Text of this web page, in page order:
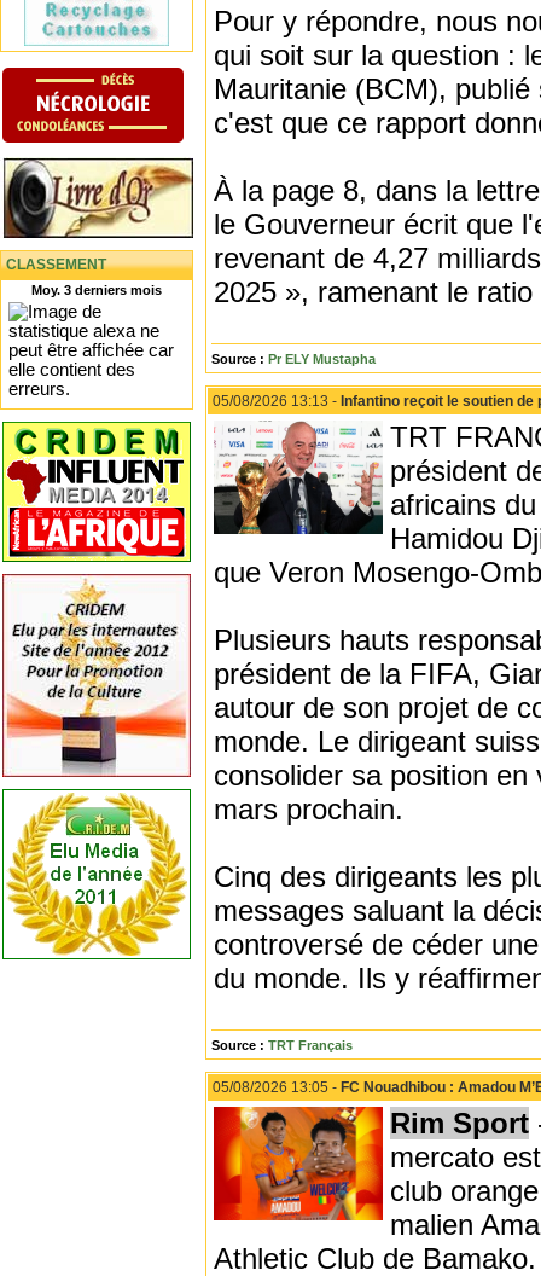
CLASSEMENT
Moy. 3 derniers mois
Pour y répondre, nous
qui soit sur la question :
Mauritanie (BCM),
c'est que ce rapport
À la page 8, dans la
le Gouverneur écrit que
revenant de 4,27
2025 », ramenant le
Source : Pr ELY Mustapha
05/08/2026 13:13 - Infantino reçoit le soutien
TRT
président
africains
Hamidou
que Veron Mosengo-
Plusieurs hauts
président de la FIFA,
autour de son projet de
monde. Le dirigeant
consolider sa position
mars prochain.
Cinq des dirigeants les
messages saluant la
controversé de céder
du monde. Ils y
Source : TRT Français
05/08/2026 13:05 - FC Nouadhibou : Amadou
Rim Sport
mercato
club
malien
Athletic Club de Bamako.